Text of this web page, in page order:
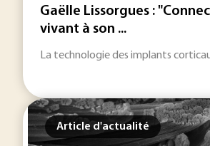
Gaëlle Lissorgues :
vivant à son ...
La technologie des implants
Article d'actualité